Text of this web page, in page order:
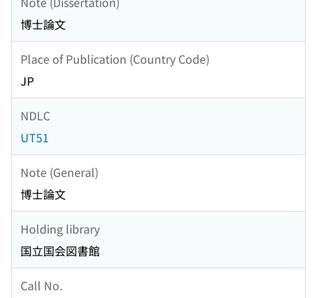
博士論文
Place of Publication (Country Code)
JP
NDLC
UT51
Note (General)
博士論文
Holding library
国立国会図書館
Call No.